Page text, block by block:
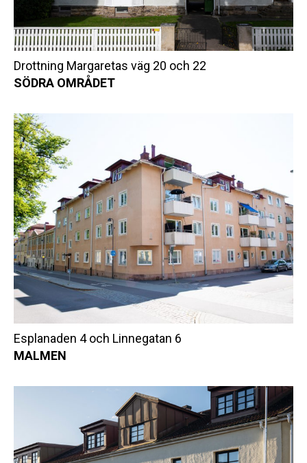
Drottning Margaretas väg 20 och 22
SÖDRA OMRÅDET
Esplanaden 4 och Linnegatan 6
MALMEN